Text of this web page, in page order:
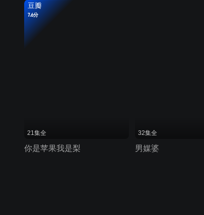
豆瓣
7.6分
21集全
你是苹果我是梨
32集全
男媒婆